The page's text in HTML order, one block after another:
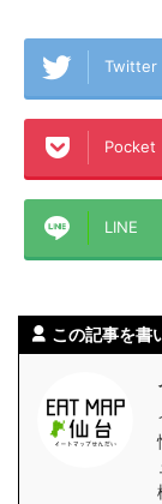
Twitter
Pocket
LINE
この記事を書